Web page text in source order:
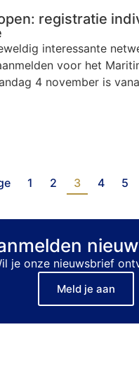
registratie
interessante
voor het
4 november is
1 2 3 4 5
je onze nieuwsbrief
Meld je aan